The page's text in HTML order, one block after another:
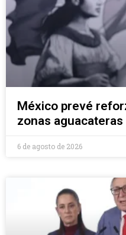
México prevé
zonas
6 de agosto de 2026